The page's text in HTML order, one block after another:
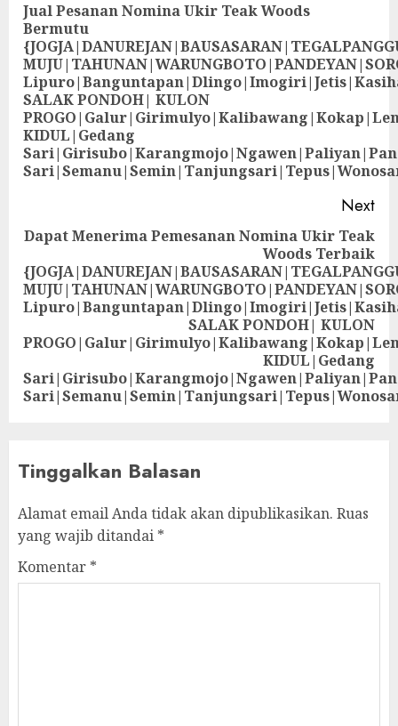
Jual Pesanan Nomina Ukir Teak Woods
Bermutu
SALAK PONDOH| KULON
KIDUL|Gedang
Next
Dapat Menerima Pemesanan Nomina Ukir Teak
Woods Terbaik
SALAK PONDOH| KULON
KIDUL|Gedang
Tinggalkan Balasan
Alamat email Anda tidak akan dipublikasikan. Ruas
yang wajib ditandai *
Komentar *